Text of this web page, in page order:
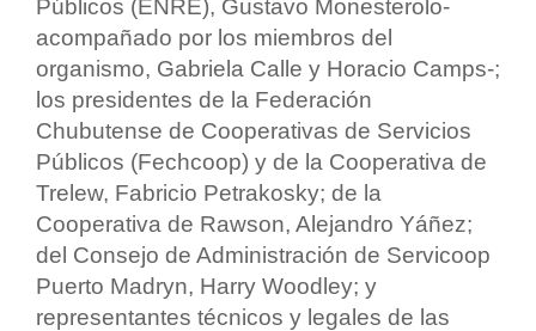
Públicos (ENRE), Gustavo Monesterolo-
acompañado por los miembros del
organismo, Gabriela Calle y Horacio Camps-;
los presidentes de la Federación
Chubutense de Cooperativas de Servicios
Públicos (Fechcoop) y de la Cooperativa de
Trelew, Fabricio Petrakosky; de la
Cooperativa de Rawson, Alejandro Yáñez;
del Consejo de Administración de Servicoop
Puerto Madryn, Harry Woodley; y
representantes técnicos y legales de las